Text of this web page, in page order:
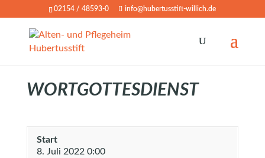
02154 / 48593-0 info@hubertusstift-willich.de
WORTGOTTESDIENST
Start
8. Juli 2022 0:00